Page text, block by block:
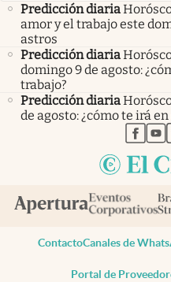
Predicción diaria
amor y el trabajo este
astros
Predicción diaria
domingo 9 de agosto:
trabajo?
Predicción diaria
de agosto: ¿cómo te irá
abre
ContactoCanales de
Portal de